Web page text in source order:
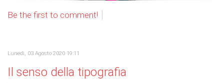
Be the first to comment!
Lunedì, 03 Agosto 2020 19:11
Il senso della tipografia